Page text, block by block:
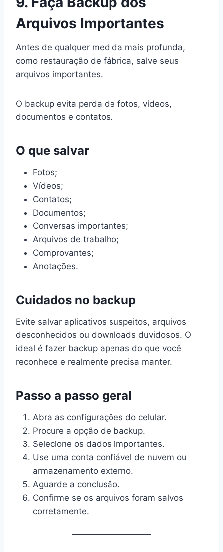
Arquivos Importantes
Antes de qualquer medida mais profunda,
como restauração de fábrica, salve seus
arquivos importantes.
O backup evita perda de fotos, vídeos,
documentos e contatos.
O que salvar
Fotos;
Vídeos;
Contatos;
Documentos;
Conversas importantes;
Arquivos de trabalho;
Comprovantes;
Anotações.
Cuidados no backup
Evite salvar aplicativos suspeitos, arquivos
desconhecidos ou downloads duvidosos. O
ideal é fazer backup apenas do que você
reconhece e realmente precisa manter.
Passo a passo geral
Abra as configurações do celular.
Procure a opção de backup.
Selecione os dados importantes.
Use uma conta confiável de nuvem ou
armazenamento externo.
Aguarde a conclusão.
Confirme se os arquivos foram salvos
corretamente.